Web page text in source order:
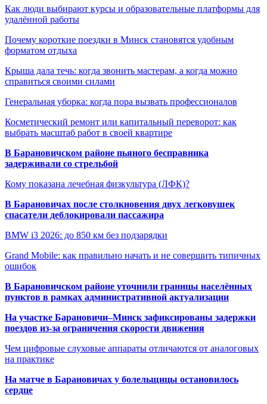
Как люди выбирают курсы и образовательные платформы для
удалённой работы
Почему короткие поездки в Минск становятся удобным
форматом отдыха
Крыша дала течь: когда звонить мастерам, а когда можно
справиться своими силами
Генеральная уборка: когда пора вызвать профессионалов
Косметический ремонт или капитальный переворот: как
выбрать масштаб работ в своей квартире
В Барановичском районе пьяного бесправника
задерживали со стрельбой
Кому показана лечебная физкультура (ЛФК)?
В Барановичах после столкновения двух легковушек
спасатели деблокировали пассажира
BMW i3 2026: до 850 км без подзарядки
Grand Mobile: как правильно начать и не совершить типичных
ошибок
В Барановичском районе уточнили границы населённых
пунктов в рамках административной актуализации
На участке Барановичи–Минск зафиксированы задержки
поездов из-за ограничения скорости движения
Чем цифровые слуховые аппараты отличаются от аналоговых
на практике
На матче в Барановичах у болельщицы остановилось
сердце